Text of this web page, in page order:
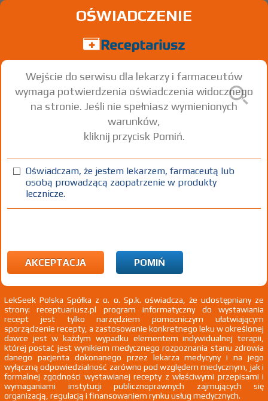
Budesonide Easyhaler 100; -
200; -400
Budesonide
Wziewnie
64,48
33,25 25,19 bezpł.
1)Tylko we wskazaniach pozarejestracyjnych
2)AstmaPrzewlekła obturacyjna choroba płucEozynofilowe
zapalenie oskrzeli
3)Pacjenci 65+
4)Kobiety w ciąży
5)Pacjenci do ukończenia 18 roku życia
OŚWIADCZENIE
Wejście do serwisu dla lekarzy i farmaceutów
wymaga potwierdzenia oświadczenia widocznego
na stronie. Jeśli nie spełniasz wymienionych
warunków,
kliknij przycisk Pomiń.
Oświadczam, że jestem lekarzem, farmaceutą lub
osobą prowadzącą zaopatrzenie w produkty
lecznicze.
AKCEPTACJA POMIŃ
LekSeek Polska Spółka z o. o. Sp.k. oświadcza, że udostępniany ze
strony: receptuariusz.pl program informatyczny do wystawiania
recept jest tylko narzędziem pomocniczym ułatwiającym
sporządzenie recepty, a zastosowanie konkretnego leku w określonej
dawce jest w każdym wypadku elementem indywidualnej terapii,
której postać jest wynikiem medycznego rozpoznania stanu zdrowia
danego pacjenta dokonanego przez lekarza medycyny i na jego
wyłączną odpowiedzialność zarówno pod względem medycznym, jak i
formalnej zgodności wystawianej recepty z właściwymi przepisami i
wymaganiami instytucji publicznoprawnych zajmujących się
organizacją, regulacją i finansowaniem rynku usług medycznych.